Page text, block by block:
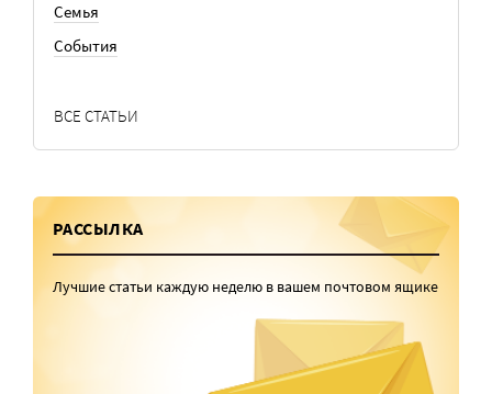
Семья
События
ВСЕ СТАТЬИ
РАССЫЛКА
Лучшие статьи каждую неделю в вашем почтовом ящике